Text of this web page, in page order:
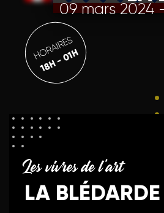
09 mars 2024
HORAIRES
18H - 01H
Les vivres de l'art
LA BLÉDARDE